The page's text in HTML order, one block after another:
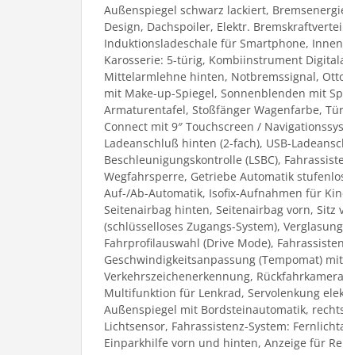
Außenspiegel schwarz lackiert,
Design, Dachspoiler, Elektr.
Induktionsladeschale für Smartphone,
Karosserie: 5-türig, Kombiinstrument
Mittelarmlehne hinten, Notbremssignal,
mit Make-up-Spiegel, Sonnenblenden mit
Armaturentafel, Stoßfänger Wagenfarbe,
Connect mit 9″ Touchscreen /
Ladeanschluß hinten (2-fach), USB-
Beschleunigungskontrolle (LSBC),
Wegfahrsperre, Getriebe Automatik
Auf-/Ab-Automatik, Isofix-Aufnahmen für
Seitenairbag hinten, Seitenairbag vorn,
(schlüsselloses Zugangs-System),
Fahrprofilauswahl (Drive Mode),
Geschwindigkeitsanpassung (Tempomat)
Verkehrszeichenerkennung,
Multifunktion für Lenkrad, Servolenkung
Außenspiegel mit Bordsteinautomatik,
Lichtsensor, Fahrassistenz-System:
Einparkhilfe vorn und hinten, Anzeige für